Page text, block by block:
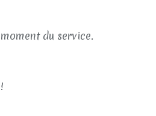
du service.